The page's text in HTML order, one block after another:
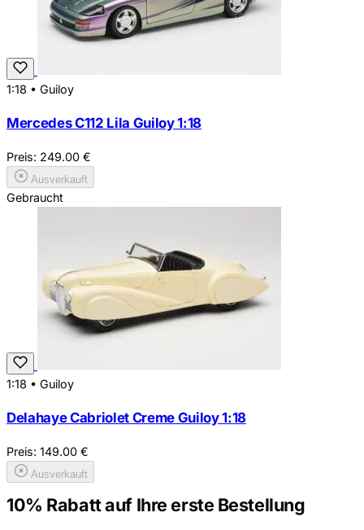
1:18 • Guiloy
Mercedes C112 Lila Guiloy 1:18
Preis: 249.00 €
Ausverkauft
Gebraucht
1:18 • Guiloy
Delahaye Cabriolet Creme Guiloy 1:18
Preis: 149.00 €
Ausverkauft
10% Rabatt auf Ihre erste Bestellung